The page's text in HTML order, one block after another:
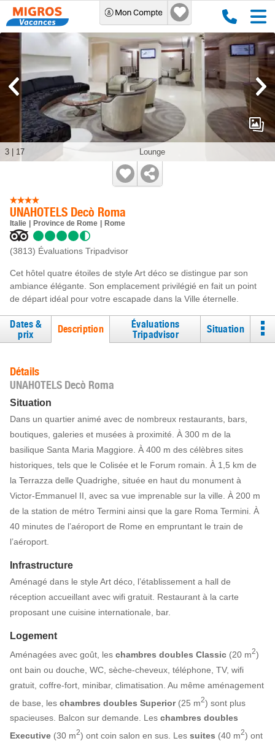
UNAHOTELS Decò Roma
Italie Province de Rome Rome
(3813) Évaluations Tripadvisor
Cet hôtel quatre étoiles de style Art déco se distingue par son
ambiance élégante. Son emplacement privilégié en fait un point
de départ idéal pour votre escapade dans la Ville éternelle.
Lounge
3 17
Dates &
prix
Description
Évaluations
Tripadvisor
Situation
Détails
UNAHOTELS Decò Roma
Situation
Dans un quartier animé avec de nombreux restaurants, bars,
boutiques, galeries et musées à proximité. À 300 m de la
basilique Santa Maria Maggiore. À 400 m des célèbres sites
historiques, tels que le Colisée et le Forum romain. À 1,5 km de
la Terrazza delle Quadrighe, située en haut du monument à
Victor-Emmanuel II, avec sa vue imprenable sur la ville. À 200 m
de la station de métro Termini ainsi que la gare Roma Termini. À
40 minutes de l’aéroport de Rome en empruntant le train de
l’aéroport.
Infrastructure
Aménagé dans le style Art déco, l’établissement a hall de
réception accueillant avec wifi gratuit. Restaurant à la carte
proposant une cuisine internationale, bar.
Logement
Aménagées avec goût, les chambres doubles Classic (20 m2)
ont bain ou douche, WC, sèche-cheveux, téléphone, TV, wifi
gratuit, coffre-fort, minibar, climatisation. Au même aménagement
de base, les chambres doubles Superior(25 m2) sont plus
spacieuses. Balcon sur demande. Les chambres doubles
Executive (30 m2) ont coin salon en sus. Les suites (40 m2) ont